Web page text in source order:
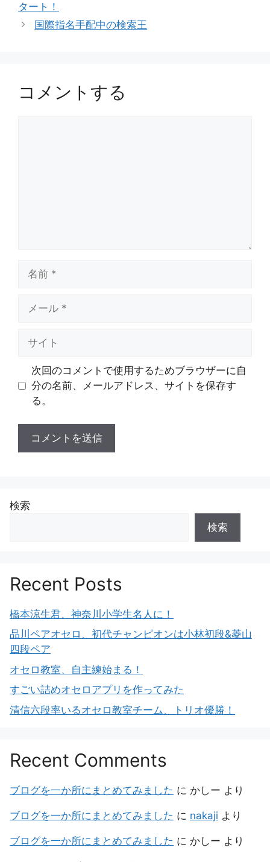
リ
ー
タート！
国際指名手配中の検索王
コメントする
次回のコメントで使用するためブラウザーに自
分の名前、メールアドレス、サイトを保存す
る。
検索
検索
Recent Posts
橋本涼生君、神奈川小学生名人に！
品川ペアオセロ、初代チャンピオンは小林初段&菱山
四段ペア
オセロ教室、自主練始まる！
すごい詰めオセロアプリを作ってみた
清信六段率いるオセロ教室チーム、トリオ優勝！
Recent Comments
ブログを一か所にまとめてみました に かしー より
ブログを一か所にまとめてみました に nakaji より
ブログを一か所にまとめてみました に かしー より